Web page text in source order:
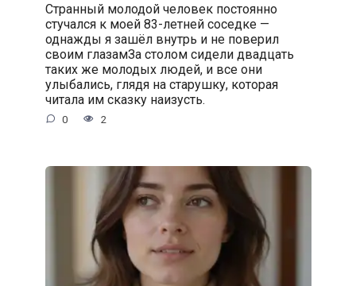
Странный молодой человек постоянно
стучался к моей 83-летней соседке —
однажды я зашёл внутрь и не поверил
своим глазамЗа столом сидели двадцать
таких же молодых людей, и все они
улыбались, глядя на старушку, которая
читала им сказку наизусть.
0 2